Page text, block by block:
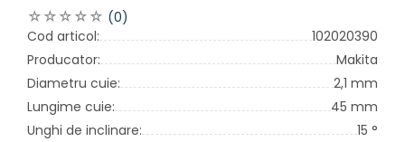
(0)
Cod articol:
102020390
Producator:
Makita
Diametru cuie:
2,1 mm
Lungime cuie:
45 mm
Unghi de inclinare:
15 °